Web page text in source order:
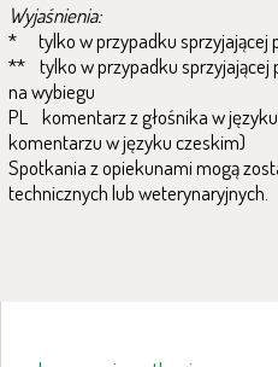
Wyjaśnienia:
* tylko w przypadku sprzyjającej
** tylko w przypadku sprzyjającej
na wybiegu
PL komentarz z głośnika w
komentarzu w języku czeskim)
Spotkania z opiekunami mogą
technicznych lub weterynaryjnych.